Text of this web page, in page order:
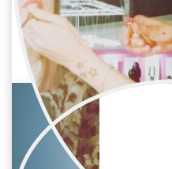
Silvia
Televisión /